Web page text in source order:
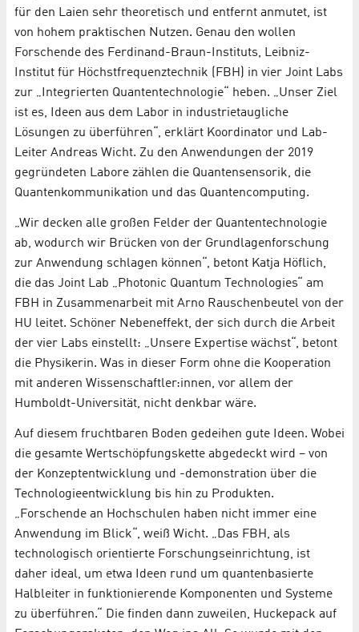
für den Laien sehr theoretisch und entfernt anmutet, ist
von hohem praktischen Nutzen. Genau den wollen
Forschende des Ferdinand-Braun-Instituts, Leibniz-
Institut für Höchstfrequenztechnik (FBH) in vier Joint Labs
zur „Integrierten Quantentechnologie“ heben. „Unser Ziel
ist es, Ideen aus dem Labor in industrietaugliche
Lösungen zu überführen“, erklärt Koordinator und Lab-
Leiter Andreas Wicht. Zu den Anwendungen der 2019
gegründeten Labore zählen die Quantensensorik, die
Quantenkommunikation und das Quantencomputing.
„Wir decken alle großen Felder der Quantentechnologie
ab, wodurch wir Brücken von der Grundlagenforschung
zur Anwendung schlagen können“, betont Katja Höflich,
die das Joint Lab „Photonic Quantum Technologies“ am
FBH in Zusammenarbeit mit Arno Rauschenbeutel von der
HU leitet. Schöner Nebeneffekt, der sich durch die Arbeit
der vier Labs einstellt: „Unsere Expertise wächst“, betont
die Physikerin. Was in dieser Form ohne die Kooperation
mit anderen Wissenschaftler:innen, vor allem der
Humboldt-Universität, nicht denkbar wäre.
Auf diesem fruchtbaren Boden gedeihen gute Ideen. Wobei
die gesamte Wertschöpfungskette abgedeckt wird – von
der Konzeptentwicklung und -demonstration über die
Technologieentwicklung bis hin zu Produkten.
„Forschende an Hochschulen haben nicht immer eine
Anwendung im Blick“, weiß Wicht. „Das FBH, als
technologisch orientierte Forschungseinrichtung, ist
daher ideal, um etwa Ideen rund um quantenbasierte
Halbleiter in funktionierende Komponenten und Systeme
zu überführen.“ Die finden dann zuweilen, Huckepack auf